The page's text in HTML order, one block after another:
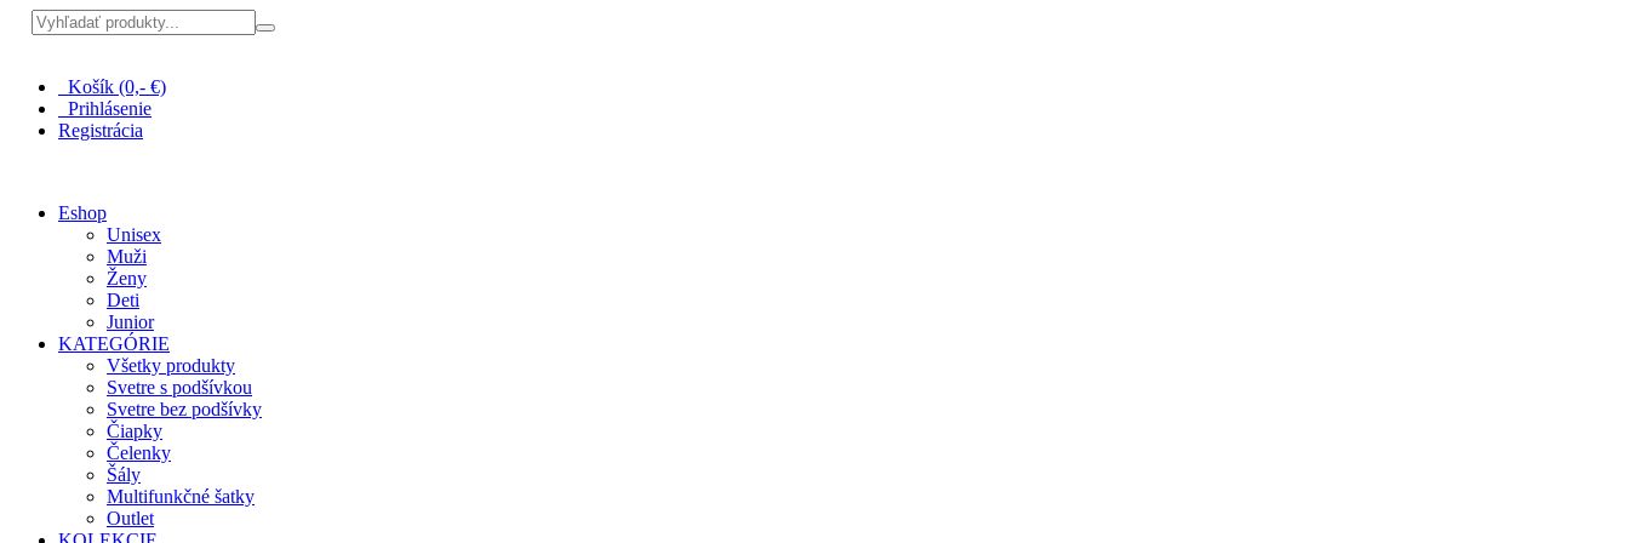
Košík (0,- €)
Prihlásenie
Registrácia
Eshop
Unisex
Muži
Ženy
Deti
Junior
KATEGÓRIE
Všetky produkty
Svetre s podšívkou
Svetre bez podšívky
Čiapky
Čelenky
Šály
Multifunkčné šatky
Outlet